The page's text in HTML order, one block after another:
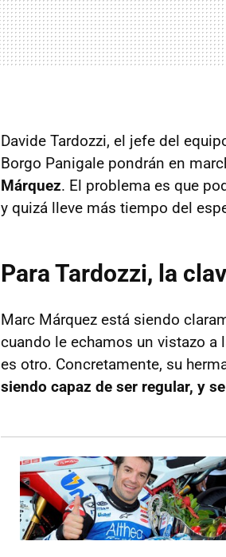
Davide Tardozzi, el jefe del
Borgo Panigale pondrán en
Márquez. El problema es que
y quizá lleve más tiempo del
Para Tardozzi, la
Marc Márquez está siendo
cuando le echamos un vistazo a
es otro. Concretamente, su
siendo capaz de ser regular, y